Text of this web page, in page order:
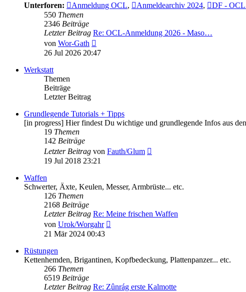
Unterforen:
Anmeldung OCL, Anmeldearchiv 2024, DF - OCL
550 Themen
2346 Beiträge
Letzter Beitrag Re: OCL-Anmeldung 2026 - Maso…
von Wor-Gath
Beitrag
26 Jul 2026 20:47
Werkstatt
Themen
Beiträge
Letzter Beitrag
Grundlegende Tutorials + Tipps
[in progress] Hier findest Du wichtige und grundlegende Infos aus
19 Themen
142 Beiträge
Letzter Beitrag von Fauth/Glum
19 Jul 2018 23:21
Waffen
Schwerter, Äxte, Keulen, Messer, Armbrüste... etc.
126 Themen
2168 Beiträge
Letzter Beitrag Re: Meine frischen Waffen
von Urok/Worgahr
21 Mär 2024 00:43
Rüstungen
Kettenhemden, Brigantinen, Kopfbedeckung, Plattenpanzer... etc.
266 Themen
6519 Beiträge
Letzter Beitrag Re: Zûnrág erste Kalmotte